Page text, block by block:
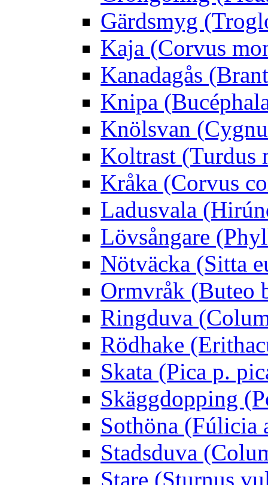
Gärdsmyg
Kaja (Corvus
Kanadagås
Knipa
Knölsvan
Koltrast (Turdus
Kråka (Corvus
Ladusvala
Lövsångare
Nötväcka (Sitta
Ormvråk (Buteo
Ringduva
Rödhake
Skata (Pica p.
Skäggdopping
Sothöna (Fúlicia
Stadsduva
Stare (Sturnus